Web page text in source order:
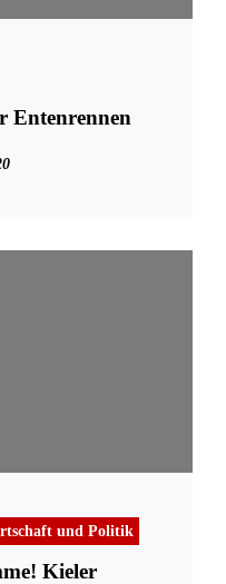
Entenrennen
und Politik
Kieler